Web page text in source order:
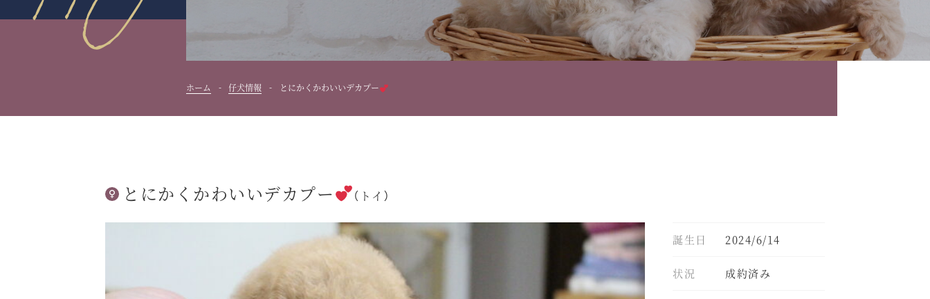
ホーム 仔犬情報 とにかくかわいいデカプー
とにかくかわいいデカプー （トイ）
誕生日 2024/6/14
状況 成約済み